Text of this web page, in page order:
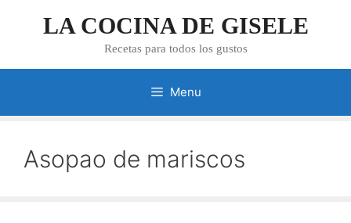
LA COCINA DE GISELE
Recetas para todos los gustos
Menu
Asopao de mariscos